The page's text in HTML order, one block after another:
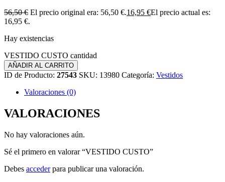
56,50€ El precio original era: 56,50 €.16,95 €El precio actual es:
16,95 €.
Hay existencias
VESTIDO CUSTO cantidad
AÑADIR AL CARRITO
ID de Producto: 27543 SKU: 13980 Categoría: Vestidos
Valoraciones (0)
VALORACIONES
No hay valoraciones aún.
Sé el primero en valorar “VESTIDO CUSTO”
Debes accederpara publicar una valoración.